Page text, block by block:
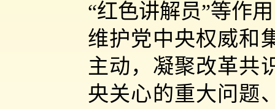
“红色讲解员”等作
维护党中央权威和
主动，凝聚改革共
央关心的重大问题